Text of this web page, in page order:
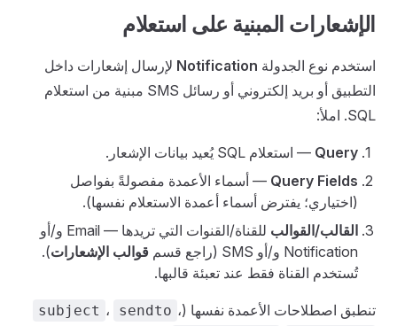
الإشعارات المبنية على استعلام
استخدم نوع الجدولة Notification لإرسال إشعارات داخل
التطبيق أو بريد إلكتروني أو رسائل SMS مبنية من استعلام
SQL. املأ:
Query — استعلام SQL يُعيد بيانات الإشعار.
Query Fields — أسماء الأعمدة مفصولةً بفواصل
(اختياري؛ يفترض أسماء أعمدة الاستعلام نفسها).
القالب/القوالب
للقناة/القنوات التي تريدها — Email و/أو
Notification و/أو SMS (راجع قسم
قوالب الإشعارات).
تُستخدم القناة فقط عند تعبئة قالبها.
تنطبق اصطلاحات الأعمدة نفسها ( subject ، sendto ،